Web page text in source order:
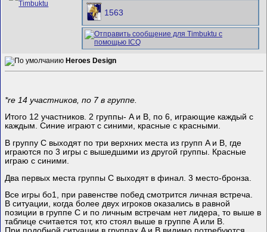
1563
Heroes Design
*re 14 участников, по 7 в группе.
Итого 12 участников. 2 группы- A и B, по 6, играющие каждый с
каждым. Синие играют с синими, красные с красными.
В группу C выходят по три верхних места из групп A и B, где
играются по 3 игры с вышедшими из другой группы. Красные
играю с синими.
Два первых места группы C выходят в финал. 3 место-бронза.
Все игры бо1, при равенстве побед смотрится личная встреча.
В ситуации, когда более двух игроков оказались в равной
позиции в группе C и по личным встречам нет лидера, то выше в
таблице считается тот, кто стоял выше в группе A или B.